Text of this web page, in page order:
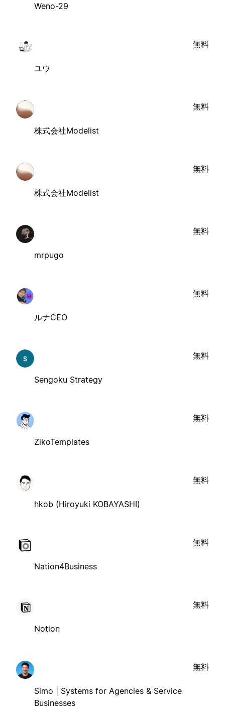
Weno-29
ユウ
無料
株式会社Modelist
無料
株式会社Modelist
無料
mrpugo
無料
ルナCEO
無料
Sengoku Strategy
無料
ZikoTemplates
無料
hkob (Hiroyuki KOBAYASHI)
無料
Nation4Business
無料
Notion
無料
Simo | Systems for Agencies & Service
Businesses
無料